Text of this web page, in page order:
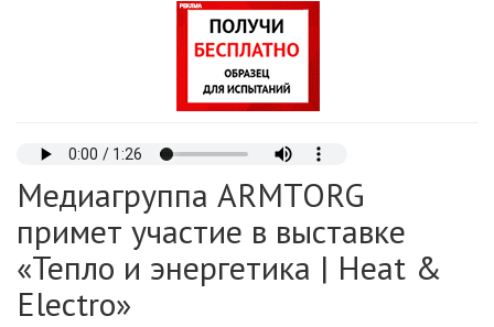
Медиагруппа ARMTORG
примет участие в выставке
«Тепло и энергетика | Heat &
Electro»